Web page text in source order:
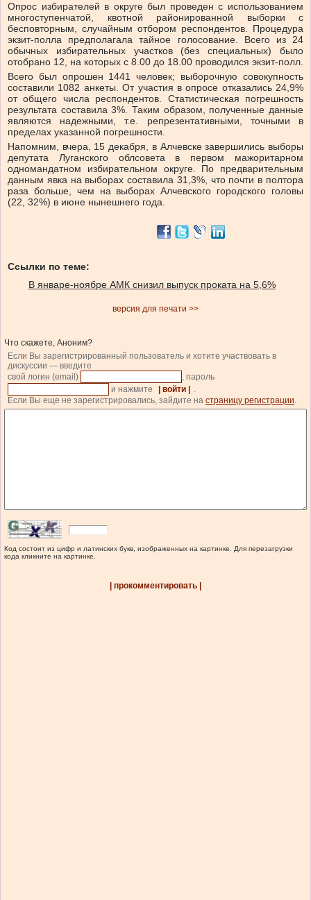
Опрос избирателей в округе был проведен с использованием
многоступенчатой, квотной районированной выборки с
бесповторным, случайным отбором респондентов. Процедура
экзит-полла предполагала тайное голосование. Всего из 24
обычных избирательных участков (без специальных) было
отобрано 12, на которых с 8.00 до 18.00 проводился экзит-полл.
Всего был опрошен 1441 человек; выборочную совокупность
составили 1082 анкеты. От участия в опросе отказались 24,9%
от общего числа респондентов. Статистическая погрешность
результата составила 3%. Таким образом, полученные данные
являются надежными, т.е. репрезентативными, точными в
пределах указанной погрешности.
Напомним, вчера, 15 декабря, в Алчевске завершились выборы
депутата Луганского облсовета в первом мажоритарном
одномандатном избирательном округе. По предварительным
данным явка на выборах составила 31,3%, что почти в полтора
раза больше, чем на выборах Алчевского городского головы
(22, 32%) в июне нынешнего года.
Ссылки по теме:
В январе-ноябре АМК снизил выпуск проката на 5,6%
версия для печати >>
Что скажете, Аноним?
Если Вы зарегистрированный пользователь и хотите участвовать в
дискуссии — введите
свой логин (email)
, пароль
и нажмите
| войти |
.
Если Вы еще не зарегистрировались, зайдите на страницу регистрации.
Код состоит из цифр и латинских букв, изображенных на картинке. Для перезагрузки
кода кликните на картинке.
| прокомментировать |